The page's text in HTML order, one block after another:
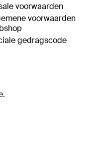
voorwaarden
voorwaarden
gedragscode